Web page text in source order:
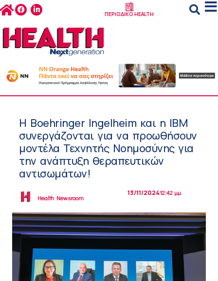
ΠΕΡΙΟΔΙΚΟ HEALTH
H Boehringer Ingelheim και η IBM
συνεργάζονται για να προωθήσουν
μοντέλα Τεχνητής Νοημοσύνης για
την ανάπτυξη θεραπευτικών
αντισωμάτων!
Health Newsroom
13/11/202412:42 μμ